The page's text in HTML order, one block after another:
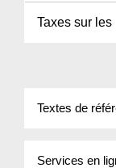
Taxes sur
Textes de
Services en